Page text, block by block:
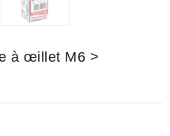
à œillet M6 >